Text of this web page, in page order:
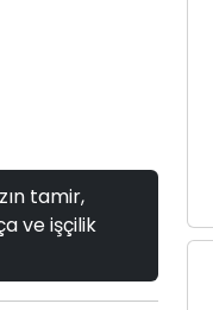
tamir,
ve işçilik